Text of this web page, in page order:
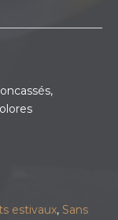
estivaux, Sans